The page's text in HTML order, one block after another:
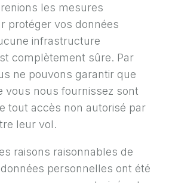
les mesures
protéger vos données
infrastructure
complètement sûre. Par
ne pouvons garantir que
vous nous fournissez sont
tout accès non autorisé par
leur vol.
raisons raisonnables de
personnelles ont été